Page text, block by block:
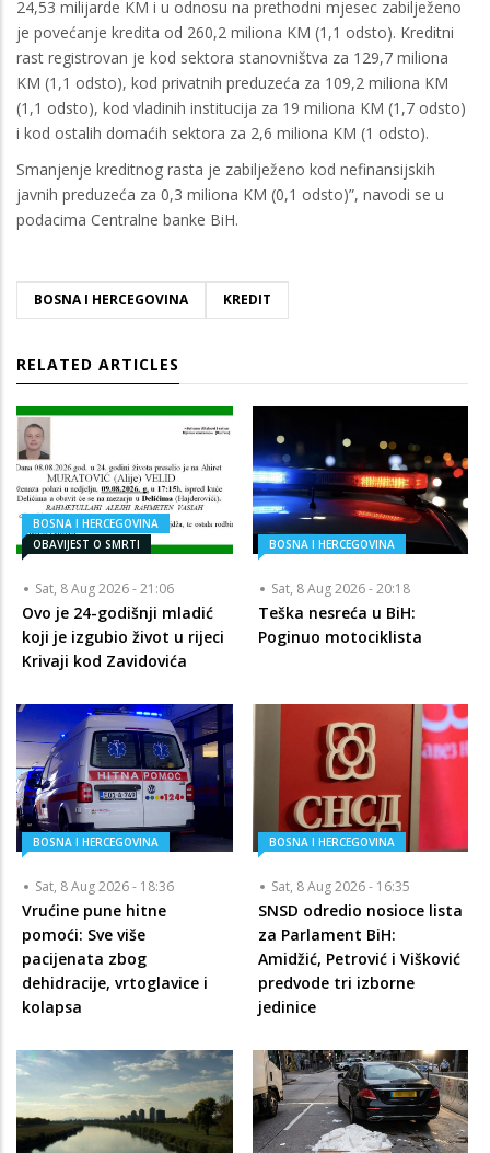
24,53 milijarde KM i u odnosu na prethodni mjesec zabilježeno
je povećanje kredita od 260,2 miliona KM (1,1 odsto). Kreditni
rast registrovan je kod sektora stanovništva za 129,7 miliona
KM (1,1 odsto), kod privatnih preduzeća za 109,2 miliona KM
(1,1 odsto), kod vladinih institucija za 19 miliona KM (1,7 odsto)
i kod ostalih domaćih sektora za 2,6 miliona KM (1 odsto).
Smanjenje kreditnog rasta je zabilježeno kod nefinansijskih
javnih preduzeća za 0,3 miliona KM (0,1 odsto)”, navodi se u
podacima Centralne banke BiH.
BOSNA I HERCEGOVINA KREDIT
RELATED ARTICLES
BOSNA I HERCEGOVINA
OBAVIJEST O SMRTI
Sat, 8 Aug 2026 - 21:06
Ovo je 24-godišnji mladić
koji je izgubio život u rijeci
Krivaji kod Zavidovića
BOSNA I HERCEGOVINA
Sat, 8 Aug 2026 - 20:18
Teška nesreća u BiH:
Poginuo motociklista
BOSNA I HERCEGOVINA
Sat, 8 Aug 2026 - 18:36
Vrućine pune hitne
pomoći: Sve više
pacijenata zbog
dehidracije, vrtoglavice i
kolapsa
BOSNA I HERCEGOVINA
Sat, 8 Aug 2026 - 16:35
SNSD odredio nosioce lista
za Parlament BiH:
Amidžić, Petrović i Višković
predvode tri izborne
jedinice